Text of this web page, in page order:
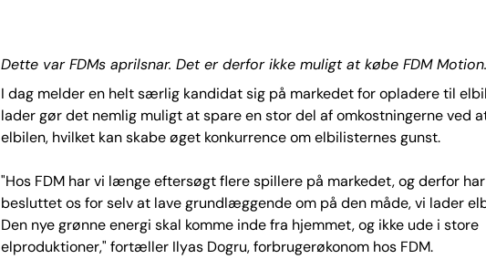
Dette var FDMs aprilsnar. Det er derfor ikke muligt at købe FDM Motion.
I dag melder en helt særlig kandidat sig på markedet for opladere til
lader gør det nemlig muligt at spare en stor del af omkostningerne ved
elbilen, hvilket kan skabe øget konkurrence om elbilisternes gunst.
"Hos FDM har vi længe eftersøgt flere spillere på markedet, og derfor
besluttet os for selv at lave grundlæggende om på den måde, vi lader
Den nye grønne energi skal komme inde fra hjemmet, og ikke ude i store
elproduktioner," fortæller Ilyas Dogru, forbrugerøkonom hos FDM.